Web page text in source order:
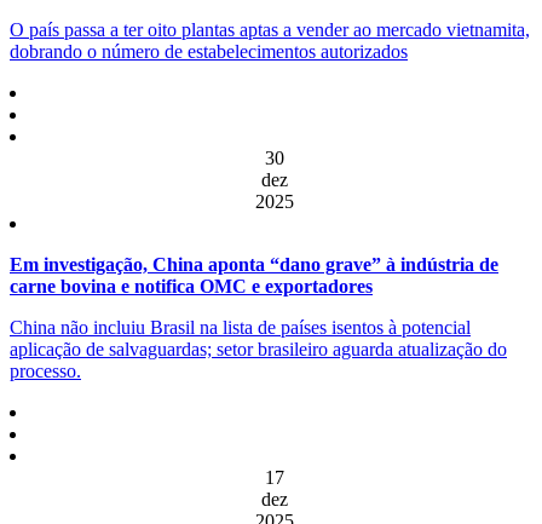
O país passa a ter oito plantas aptas a vender ao mercado vietnamita,
dobrando o número de estabelecimentos autorizados
30
dez
2025
Em investigação, China aponta “dano grave” à indústria de
carne bovina e notifica OMC e exportadores
China não incluiu Brasil na lista de países isentos à potencial
aplicação de salvaguardas; setor brasileiro aguarda atualização do
processo.
17
dez